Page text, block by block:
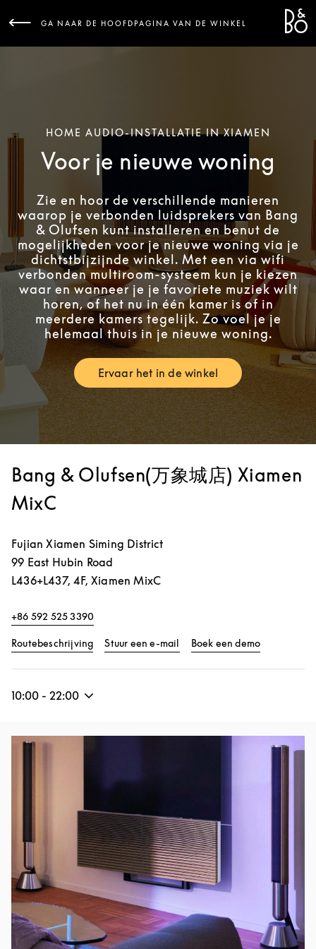
GA NAAR DE HOOFDPAGINA VAN DE WINKEL
HOME AUDIO-INSTALLATIE IN XIAMEN
Voor je nieuwe woning
Zie en hoor de verschillende manieren
waarop je verbonden luidsprekers van Bang
& Olufsen kunt installeren en benut de
mogelijkheden voor je nieuwe woning via je
dichtstbijzijnde winkel. Met een via wifi
verbonden multiroom-systeem kun je kiezen
waar en wanneer je je favoriete muziek wilt
horen, of het nu in één kamer is of in
meerdere kamers tegelijk. Zo voel je je
helemaal thuis in je nieuwe woning.
Ervaar het in de winkelLink Opens in New Tab
Bang & Olufsen(万象城店) Xiamen
MixC
Fujian Xiamen Siming District
99 East Hubin Road
L436+L437, 4F, Xiamen MixC
+86 592 525 3390
RoutebeschrijvingLink Opens in New Tab
Stuur een e-mail Boek een demo
10:00 - 22:00
Afbeelding van evenement